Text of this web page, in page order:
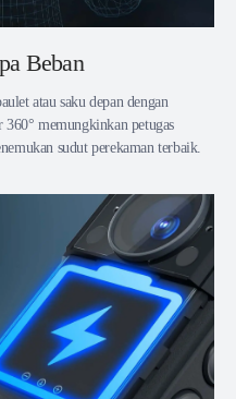
Beban
atau saku depan dengan
memungkinkan petugas
sudut perekaman terbaik.